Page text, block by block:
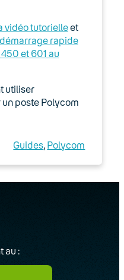
IP fixes
vidéo tutorielleet
rapide
et 601 au
utiliser
un poste Polycom
Guides, Polycom
au :